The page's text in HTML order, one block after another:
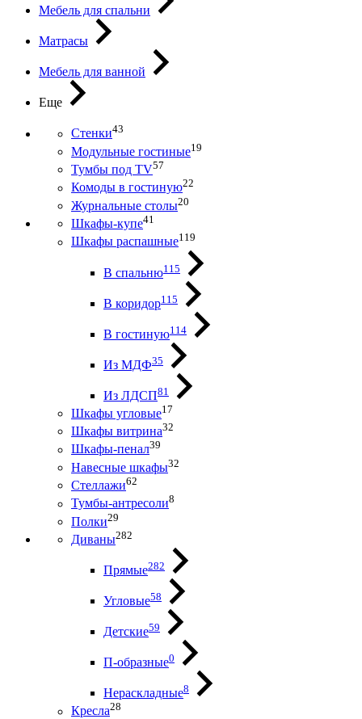
Мебель для спальни
Матрасы
Мебель для ванной
Еще
Стенки43
Модульные гостиные19
Тумбы под ТV57
Комоды в гостиную22
Журнальные столы20
Шкафы-купе41
Шкафы распашные119
В спальню115
В коридор115
В гостиную114
Из МДФ35
Из ЛДСП81
Шкафы угловые17
Шкафы витрина32
Шкафы-пенал39
Навесные шкафы32
Стеллажи62
Тумбы-антресоли8
Полки29
Диваны282
Прямые282
Угловые58
Детские59
П-образные0
Нераскладные8
Кресла28